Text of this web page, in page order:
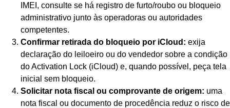
IMEI, consulte se há registro de furto/roubo ou bloqueio
administrativo junto às operadoras ou autoridades
competentes.
Confirmar retirada do bloqueio por iCloud: exija
declaração do leiloeiro ou do vendedor sobre a condição
do Activation Lock (iCloud) e, quando possível, peça tela
inicial sem bloqueio.
Solicitar nota fiscal ou comprovante de origem: uma
nota fiscal ou documento de procedência reduz o risco de